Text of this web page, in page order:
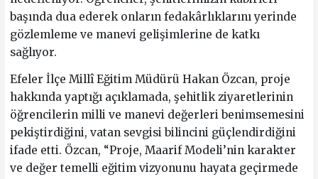
başında dua ederek onların fedakârlıklarını yerinde
gözlemleme ve manevi gelişimlerine de katkı
sağlıyor.
Efeler İlçe Millî Eğitim Müdürü Hakan Özcan, proje
hakkında yaptığı açıklamada, şehitlik ziyaretlerinin
öğrencilerin milli ve manevi değerleri benimsemesini
pekiştirdiğini, vatan sevgisi bilincini güçlendirdiğini
ifade etti. Özcan, “Proje, Maarif Modeli’nin karakter
ve değer temelli eğitim vizyonunu hayata geçirmede